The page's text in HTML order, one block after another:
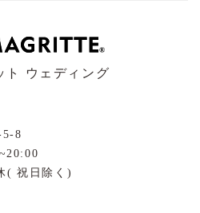
ト ウェディング
5-8
( 祝日除く)